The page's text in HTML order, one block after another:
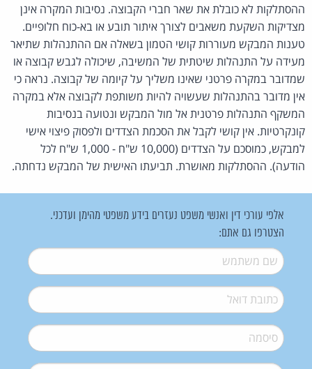
ההסתלקות לא כובלת את שאר חברי הקבוצה. נסיבות המקרה אינן
מצדיקות השקעת משאבים לצורך איתור תובע או בא-כוח חלופיים.
טענות המבקש מעוררות קושי הטמון בשאלה אם ההתנהלות שתיאר
מעידה על התנהלות שיטתית של המשיבה, שיכולה לגבש קבוצה או
שמדובר במקרה פרטני שאינו משליך על קיומה של קבוצה. נראה כי
אין מדובר בהתנהלות שעשויה להיות משותפת לקבוצה אלא במקרה
המשקף התנהלות פרטנית אל מול המבקש ונטועה בנסיבות
קונקרטיות. אין קושי לקבל את הסכמת הצדדים ולפסוק פיצוי אישי
למבקש, כמוסכם על הצדדים (10,000 ש"ח - 1,000 ש"ח לכל
הודעה). ההסתלקות מאושרת. תביעתו האישית של המבקש נדחתה.
אלפי עורכי דין ואנשי משפט נעזרים בידע משפטי מהימן ועדכני.
הצטרפו גם אתם:
שם משתמש*
דואל*
סיסמה*